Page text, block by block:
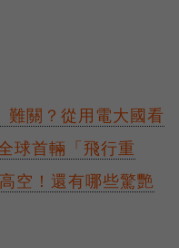
難關？從用電大國看
球首輛「飛行重
空！還有哪些驚艷